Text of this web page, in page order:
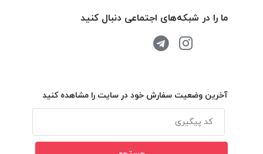
ما را در شبکه‌های اجتماعی دنبال کنید
آخرین وضعیت سفارش خود در سایت را مشاهده کنید